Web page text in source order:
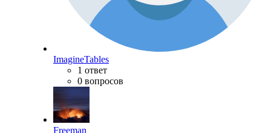
ImagineTables
1 ответ
0 вопросов
Freeman